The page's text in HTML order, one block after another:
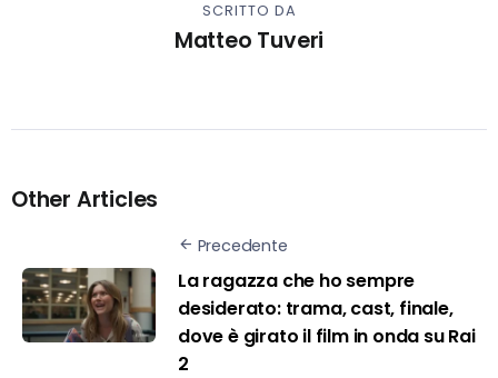
SCRITTO DA
Matteo Tuveri
Other Articles
Precedente
La ragazza che ho sempre
desiderato: trama, cast, finale,
dove è girato il film in onda su Rai
2